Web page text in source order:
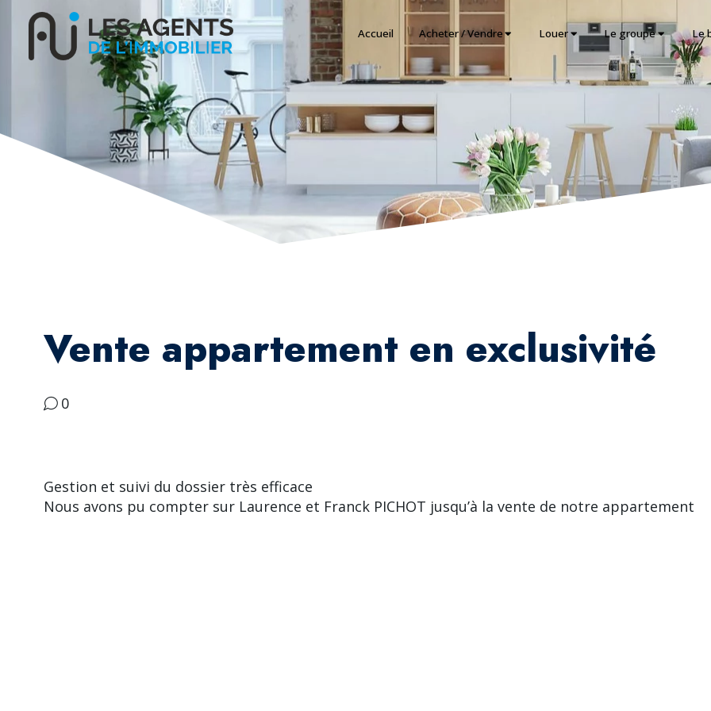
Accueil Acheter / Vendre Louer Le groupe Le
Vente appartement en exclusivité
0
Gestion et suivi du dossier très efficace
Nous avons pu compter sur Laurence et Franck PICHOT jusqu’à la vente de notre appartement